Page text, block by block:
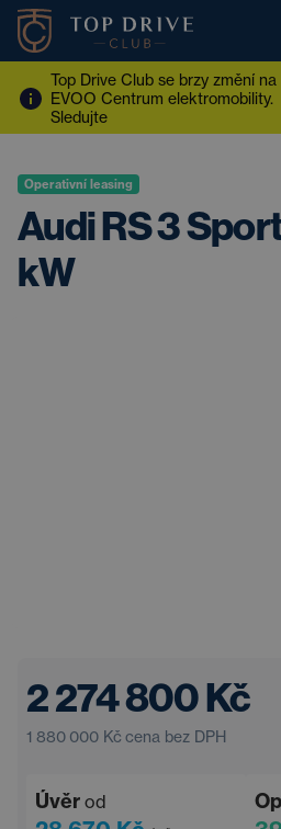
Top Drive Club se brzy změní na
EVOO Centrum elektromobility.
Sledujte
Operativní leasing
Audi RS 3
kW
2 274 800 Kč
1 880 000 Kč cena bez DPH
Úvěr od